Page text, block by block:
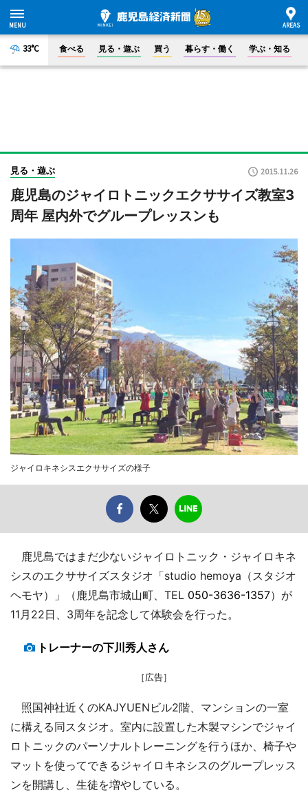
33°C 食べる 見る・遊ぶ 買う 暮らす・働く 学ぶ・知る
見る・遊ぶ 2015.11.26
鹿児島のジャイロトニックエクササイズ教室3
周年 屋内外でグループレッスンも
ジャイロキネシスエクササイズの様子
鹿児島ではまだ少ないジャイロトニック・ジャイロキネ
シスのエクササイズスタジオ「studio hemoya（スタジオ
ヘモヤ）」（鹿児島市城山町、TEL 050-3636-1357）が
11月22日、3周年を記念して体験会を行った。
トレーナーの下川秀人さん
［広告］
照国神社近くのKAJYUENビル2階、マンションの一室
に構える同スタジオ。室内に設置した木製マシンでジャイ
ロトニックのパーソナルトレーニングを行うほか、椅子や
マットを使ってできるジャイロキネシスのグループレッス
ンを開講し、生徒を増やしている。